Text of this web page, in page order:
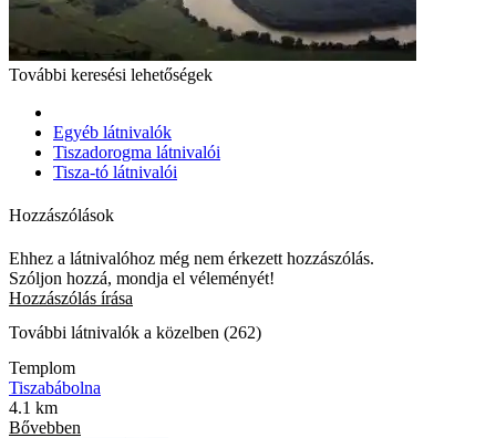
További keresési lehetőségek
Egyéb látnivalók
Tiszadorogma látnivalói
Tisza-tó látnivalói
Hozzászólások
Ehhez a látnivalóhoz még nem érkezett hozzászólás.
Szóljon hozzá, mondja el véleményét!
Hozzászólás írása
További látnivalók a közelben (262)
Templom
Tiszabábolna
4.1 km
Bővebben